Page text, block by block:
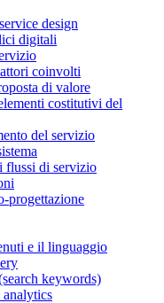
design
digitali
coinvolti
di valore
costitutivi del
del servizio
flussi di servizio
progettazione
e il linguaggio
keywords)
analytics